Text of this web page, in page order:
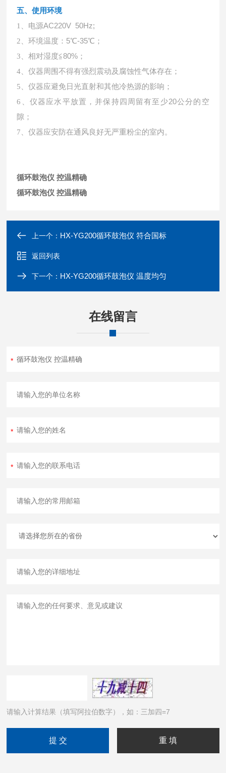
五、使用环境
1、 电源AC220V 50Hz;
2、环境温度： 5℃-35℃；
3、相对湿度≦80%；
4、仪器周围不得有强烈震动及腐蚀性气体存在；
5、仪器应避免日光直射和其他冷热源的影响；
6、 仪器应水平放置，并保持四周留有至少20公分的空
隙；
7、仪器应安防在通风良好无严重粉尘的室内。
循环鼓泡仪 控温精确
循环鼓泡仪 控温精确
上一个： HX-YG200循环鼓泡仪 符合国标
返回列表
下一个： HX-YG200循环鼓泡仪 温度均匀
在线留言
请输入计算结果（填写阿拉伯数字），如：三加四=7